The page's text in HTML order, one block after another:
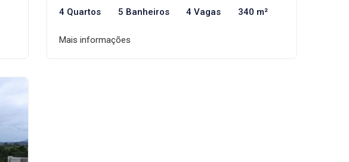
4 Quartos 5 Banheiros 4 Vagas 340 m²
Mais informações